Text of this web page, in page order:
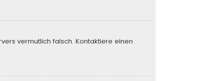
vermutlich falsch. Kontaktiere einen